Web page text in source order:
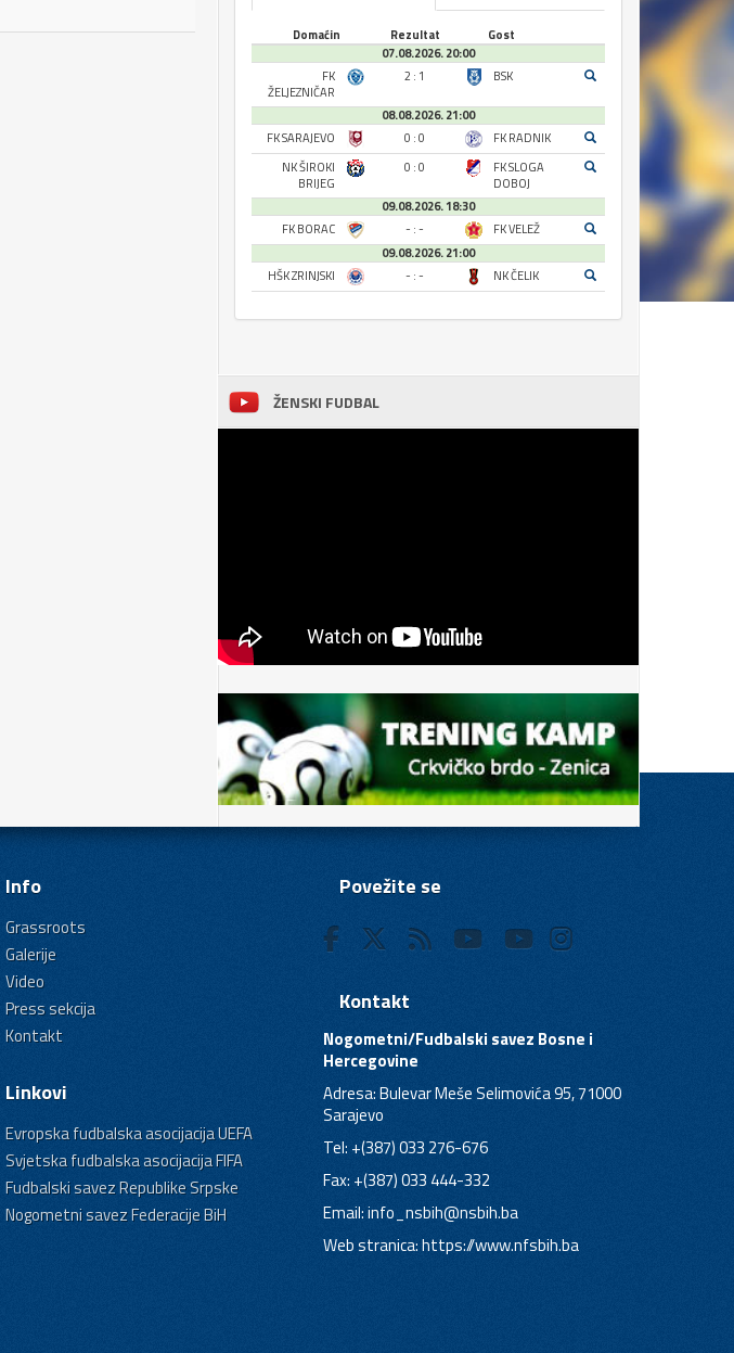
Domaćin Rezultat
Gost
07.08.2026. 20:00
FK
ŽELJEZNIČAR
2 : 1 BSK
08.08.2026. 21:00
FK SARAJEVO
0 : 0
FK RADNIK
NK ŠIROKI
BRIJEG
0 : 0
FK SLOGA
DOBOJ
09.08.2026. 18:30
FK BORAC
- : -
FK VELEŽ
09.08.2026. 21:00
HŠK ZRINJSKI
- : - NK ČELIK
ŽENSKI FUDBAL
Info
Grassroots
Galerije
Video
Press sekcija
Kontakt
Linkovi
Evropska fudbalska asocijacija UEFA
Svjetska fudbalska asocijacija FIFA
Fudbalski savez Republike Srpske
Nogometni savez Federacije BiH
Povežite se
Kontakt
Nogometni/Fudbalski savez Bosne i
Hercegovine
Adresa: Bulevar Meše Selimovića 95, 71000
Sarajevo
Tel: +(387) 033 276-676
Fax: +(387) 033 444-332
Email:info_nsbih@nsbih.ba
Web stranica: https://www.nfsbih.ba